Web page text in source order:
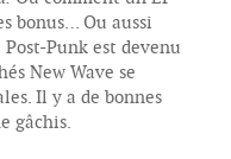
bonus… Ou aussi
Punk est devenu
New Wave se
Il y a de bonnes
gâchis.